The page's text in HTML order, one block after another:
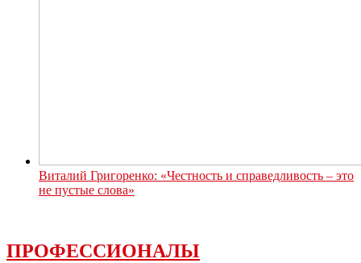
Виталий Григоренко: «Честность и справедливость – это
не пустые слова»
ПРОФЕССИОНАЛЫ